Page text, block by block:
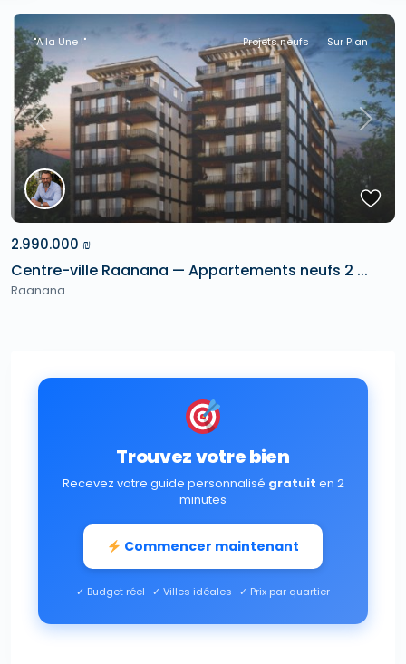
Previous Next
"A la Une !" Projets neufs Sur Plan
2.990.000 ₪
Centre-ville Raanana — Appartements neufs 2 ...
Raanana
Trouvez votre bien
Recevez votre guide personnalisé gratuit en 2
minutes
Commencer maintenant
✓ Budget réel · ✓ Villes idéales · ✓ Prix par quartier